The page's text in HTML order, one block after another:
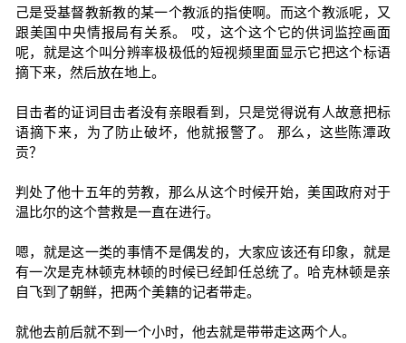
己是受基督教新教的某一个教派的指使啊。而这个教派呢，又
跟美国中央情报局有关系。 哎，这个这个它的供词监控画面
呢，就是这个叫分辨率极极低的短视频里面显示它把这个标语
摘下来，然后放在地上。
目击者的证词目击者没有亲眼看到，只是觉得说有人故意把标
语摘下来，为了防止破坏，他就报警了。 那么，这些陈潭政
贡？
判处了他十五年的劳教，那么从这个时候开始，美国政府对于
温比尔的这个营救是一直在进行。
嗯，就是这一类的事情不是偶发的，大家应该还有印象，就是
有一次是克林顿克林顿的时候已经卸任总统了。哈克林顿是亲
自飞到了朝鲜，把两个美籍的记者带走。
就他去前后就不到一个小时，他去就是带带走这两个人。